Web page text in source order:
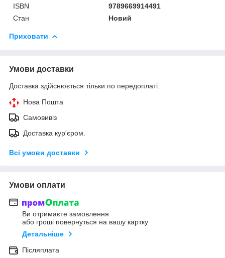
ISBN
9789669914491
Стан
Новий
Приховати
Умови доставки
Доставка здійснюється тільки по передоплаті.
Нова Пошта
Самовивіз
Доставка кур'єром.
Всі умови доставки
Умови оплати
Ви отримаєте замовлення
або гроші повернуться на вашу картку
Детальніше
Післяплата